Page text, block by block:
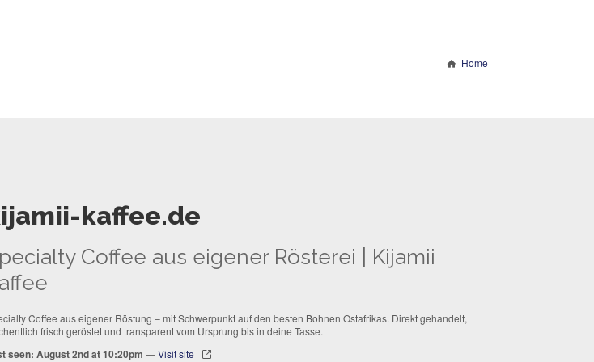
Home
kaffee.de
Coffee aus eigener Rösterei | Kijamii
Coffee aus eigener Röstung – mit Schwerpunkt auf den besten Bohnen Ostafrikas. Direkt gehandelt,
frisch geröstet und transparent vom Ursprung bis in deine Tasse.
seen: August 2nd at 10:20pm —Visit site